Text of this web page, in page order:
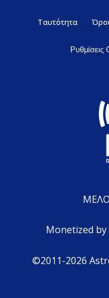
Ταυτότητα
Ρυθμίσεις
Monetized
©2011-2026